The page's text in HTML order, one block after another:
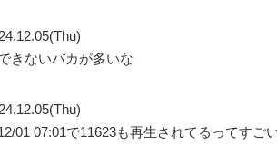
きないバカが多いな
01 07:01で11623も再生されてるってすご